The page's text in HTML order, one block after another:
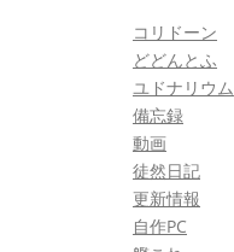
コリドーン
どどんとふ
ユドナリウム
備忘録
動画
徒然日記
更新情報
自作PC